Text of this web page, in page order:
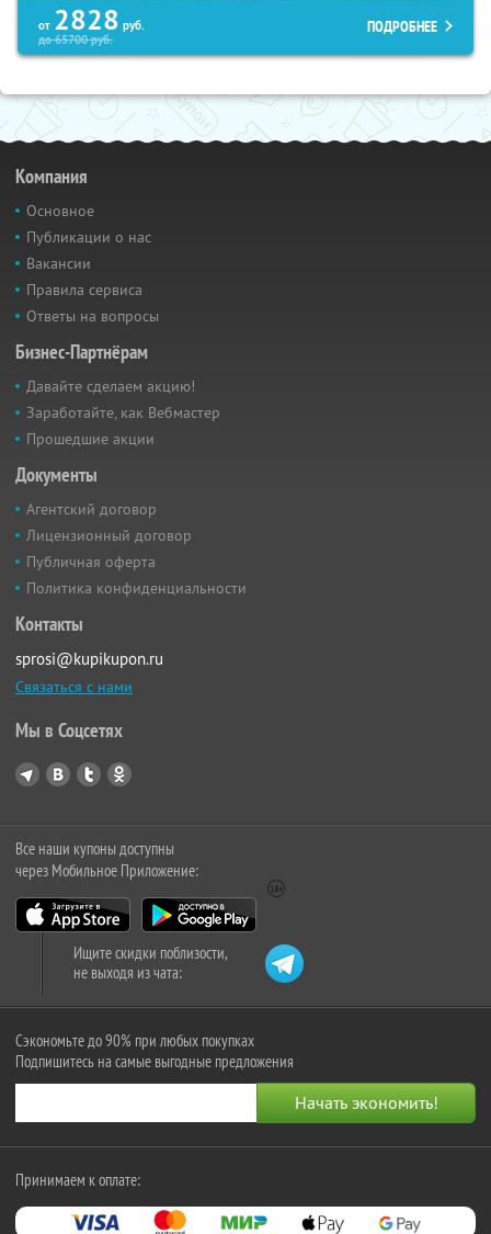
от 2828 руб.
до65700руб.
ПОДРОБНЕЕ
Компания
Основное
Публикации о нас
Вакансии
Правила сервиса
Ответы на вопросы
Бизнес-Партнёрам
Давайте сделаем акцию!
Заработайте, как Вебмастер
Прошедшие акции
Документы
Агентский договор
Лицензионный договор
Публичная оферта
Политика конфиденциальности
Контакты
sprosi@kupikupon.ru
Связаться с нами
Мы в Соцсетях
Все наши купоны доступны
через Мобильное Приложение:
Ищите скидки поблизости,
не выходя из чата:
Сэкономьте до 90% при любых покупках
Подпишитесь на самые выгодные предложения
Принимаем к оплате: